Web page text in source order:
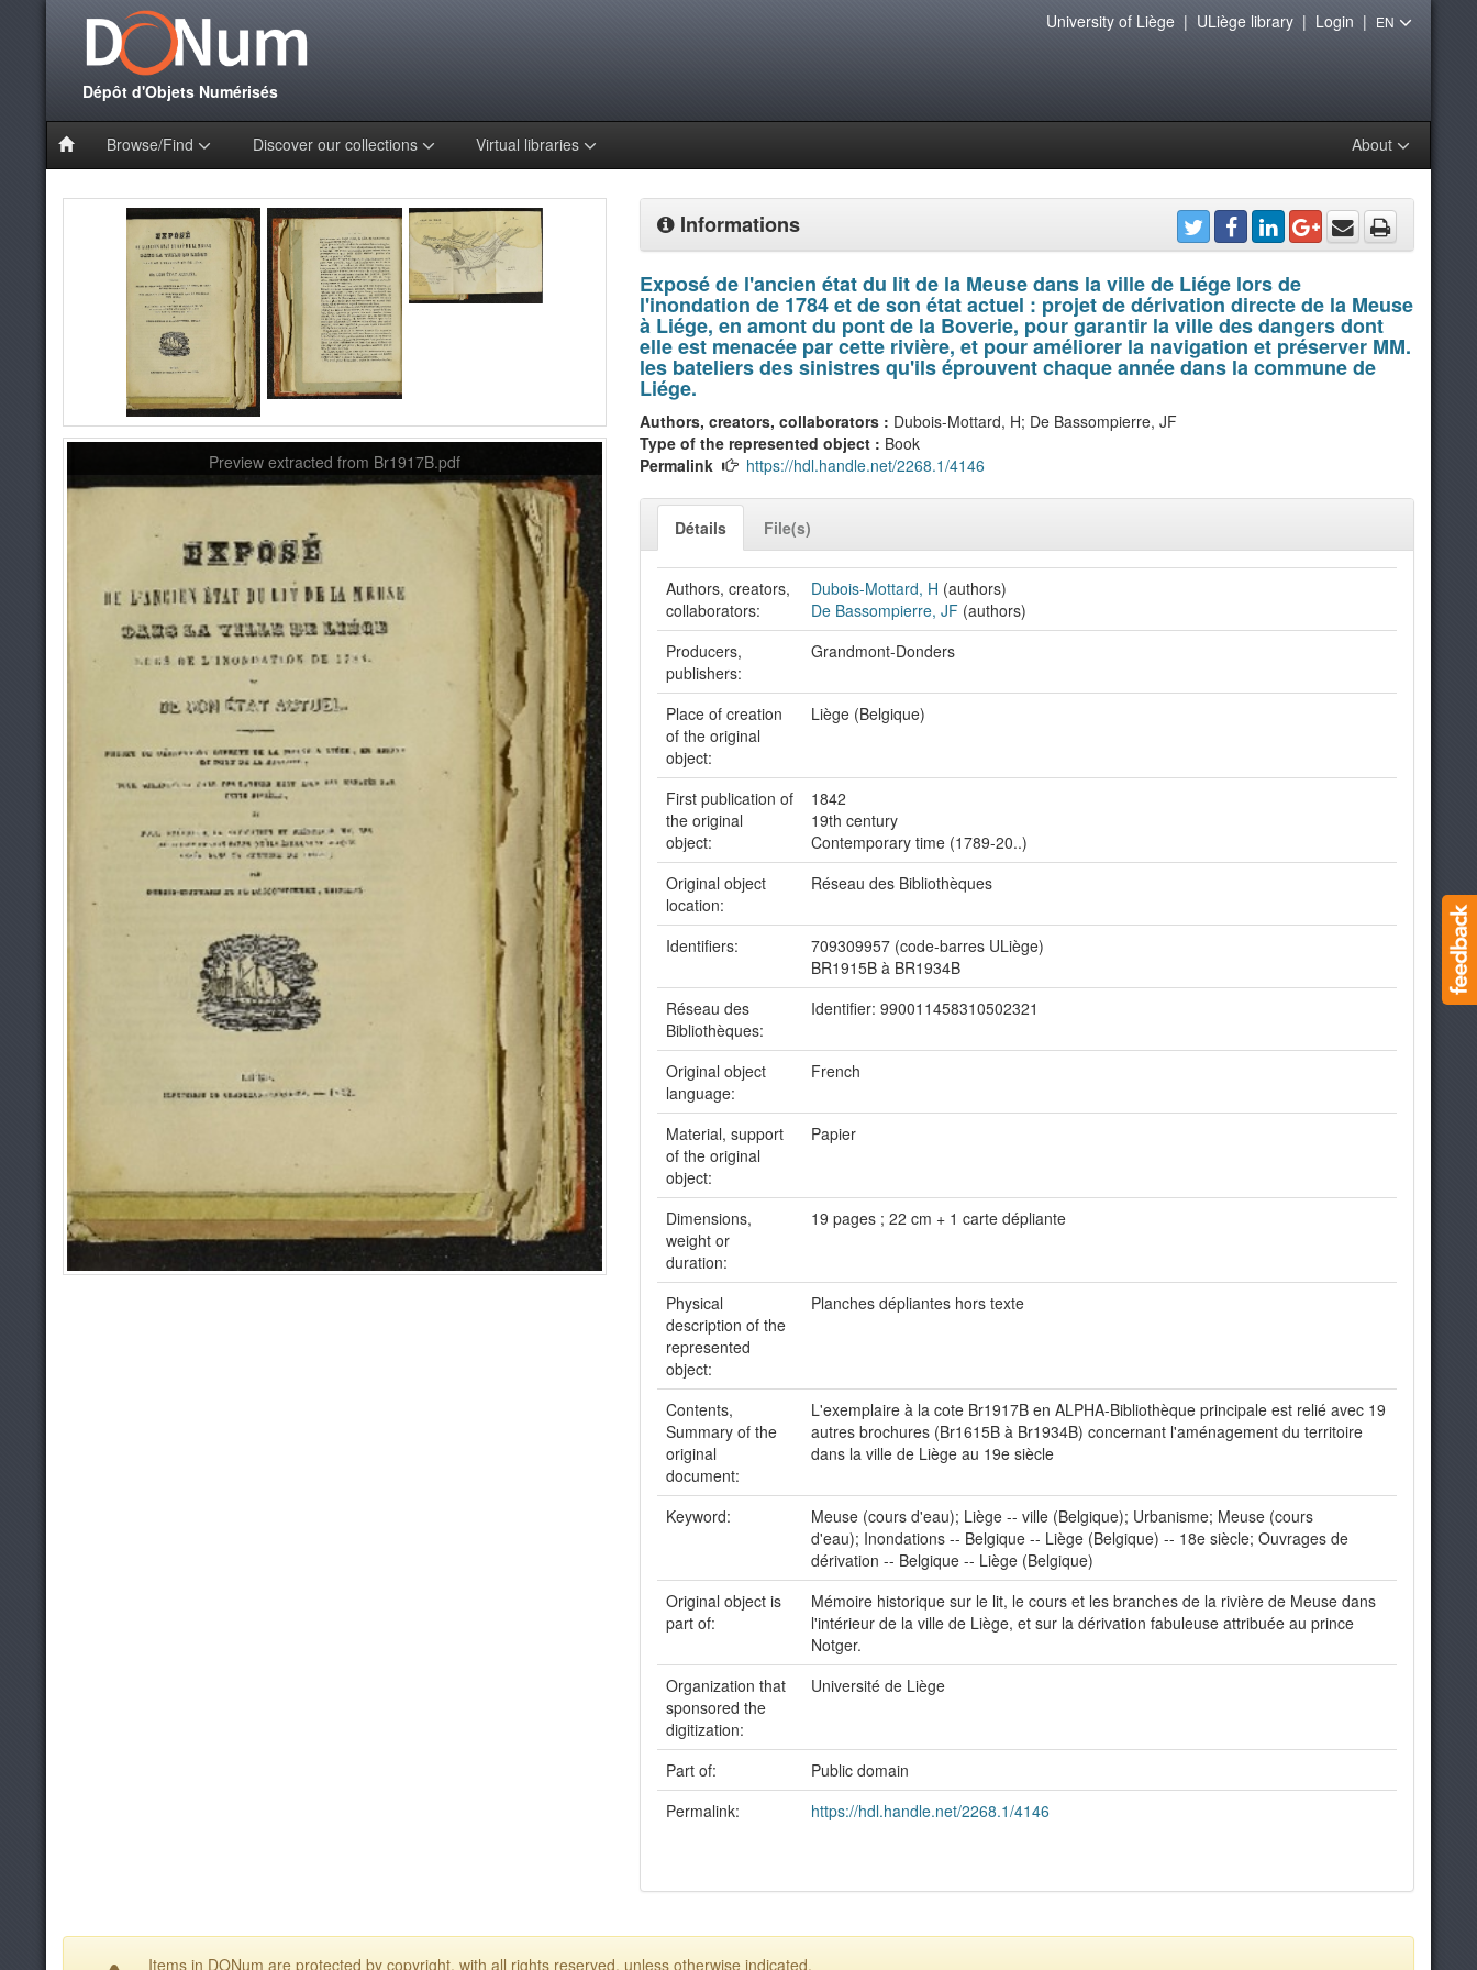
Dépôt d'Objets Numérisés
Browse/Find Discover our collections Virtual libraries About
University of Liège| ULiège library| Login | EN
Preview extracted from Br1917B.pdf
Informations
Exposé de l'ancien état du lit de la Meuse dans la ville de Liége lors de
l'inondation de 1784 et de son état actuel : projet de dérivation directe de la Meuse
à Liége, en amont du pont de la Boverie, pour garantir la ville des dangers dont
elle est menacée par cette rivière, et pour améliorer la navigation et préserver MM.
les bateliers des sinistres qu'ils éprouvent chaque année dans la commune de
Liége.
Authors, creators, collaborators : Dubois-Mottard, H; De Bassompierre, JF
Type of the represented object : Book
Permalink
https://hdl.handle.net/2268.1/4146
Détails File(s)
Authors, creators,
collaborators:
Dubois-Mottard, H (authors)
De Bassompierre, JF (authors)
Producers,
publishers:
Grandmont-Donders
Place of creation
of the original
object:
Liège (Belgique)
First publication of
the original
object:
1842
19th century
Contemporary time (1789-20..)
Original object
location:
Réseau des Bibliothèques
Identifiers:
709309957 (code-barres ULiège)
BR1915B à BR1934B
Réseau des
Bibliothèques:
Identifier: 990011458310502321
Original object
language:
French
Material, support
of the original
object:
Papier
Dimensions,
weight or
duration:
19 pages ; 22 cm + 1 carte dépliante
Physical
description of the
represented
object:
Planches dépliantes hors texte
Contents,
Summary of the
original
document:
L'exemplaire à la cote Br1917B en ALPHA-Bibliothèque principale est relié avec 19
autres brochures (Br1615B à Br1934B) concernant l'aménagement du territoire
dans la ville de Liège au 19e siècle
Keyword:
Meuse (cours d'eau); Liège -- ville (Belgique); Urbanisme; Meuse (cours
d'eau); Inondations -- Belgique -- Liège (Belgique) -- 18e siècle; Ouvrages de
dérivation -- Belgique -- Liège (Belgique)
Original object is
part of:
Mémoire historique sur le lit, le cours et les branches de la rivière de Meuse dans
l'intérieur de la ville de Liège, et sur la dérivation fabuleuse attribuée au prince
Notger.
Organization that
sponsored the
digitization:
Université de Liège
Part of:
Public domain
Permalink:
https://hdl.handle.net/2268.1/4146
Items in DONum are protected by copyright, with all rights reserved, unless otherwise indicated.